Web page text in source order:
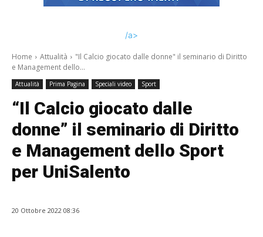
/a>
Home Attualità
"Il Calcio giocato dalle donne" il seminario di Diritto
e Management dello...
Attualità Prima Pagina Speciali video Sport
“Il Calcio giocato dalle
donne” il seminario di Diritto
e Management dello Sport
per UniSalento
20 Ottobre 2022 08:36